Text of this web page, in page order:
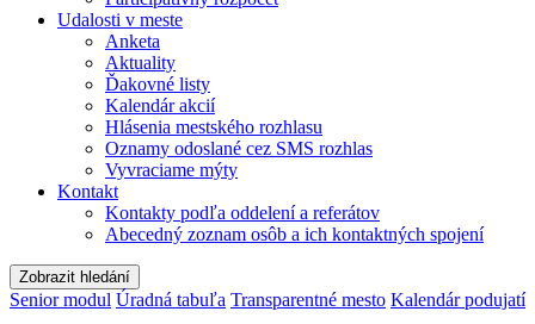
Udalosti v meste
Anketa
Aktuality
Ďakovné listy
Kalendár akcií
Hlásenia mestského rozhlasu
Oznamy odoslané cez SMS rozhlas
Vyvraciame mýty
Kontakt
Kontakty podľa oddelení a referátov
Abecedný zoznam osôb a ich kontaktných spojení
Zobrazit hledání
Senior modul Úradná tabuľa Transparentné mesto Kalendár podujatí